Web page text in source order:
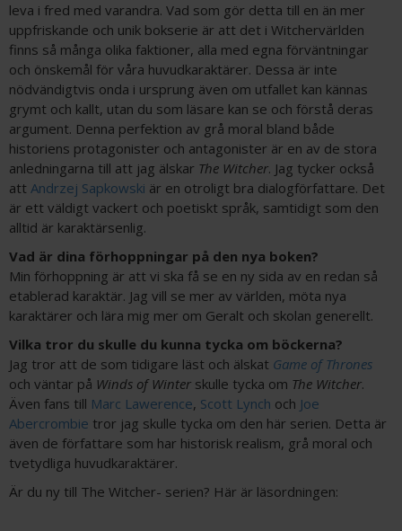
leva i fred med varandra. Vad som gör detta till en än mer
uppfriskande och unik bokserie är att det i Witchervärlden
finns så många olika faktioner, alla med egna förväntningar
och önskemål för våra huvudkaraktärer. Dessa är inte
nödvändigtvis onda i ursprung även om utfallet kan kännas
grymt och kallt, utan du som läsare kan se och förstå deras
argument. Denna perfektion av grå moral bland både
historiens protagonister och antagonister är en av de stora
anledningarna till att jag älskar The Witcher. Jag tycker också
att Andrzej Sapkowski är en otroligt bra dialogförfattare. Det
är ett väldigt vackert och poetiskt språk, samtidigt som den
alltid är karaktärsenlig.
Vad är dina förhoppningar på den nya boken?
Min förhoppning är att vi ska få se en ny sida av en redan så
etablerad karaktär. Jag vill se mer av världen, möta nya
karaktärer och lära mig mer om Geralt och skolan generellt.
Vilka tror du skulle du kunna tycka om böckerna?
Jag tror att de som tidigare läst och älskat Game of Thrones
och väntar på Winds of Winter skulle tycka om The Witcher.
Även fans till Marc Lawerence, Scott Lynch och Joe
Abercrombie tror jag skulle tycka om den här serien. Detta är
även de författare som har historisk realism, grå moral och
tvetydliga huvudkaraktärer.
Är du ny till The Witcher- serien? Här är läsordningen: